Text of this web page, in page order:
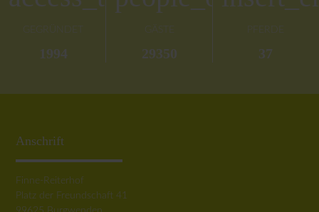
1994
GÄSTE
29350 37
Anschrift
Finne-Reiterhof
Platz der Freundschaft 41